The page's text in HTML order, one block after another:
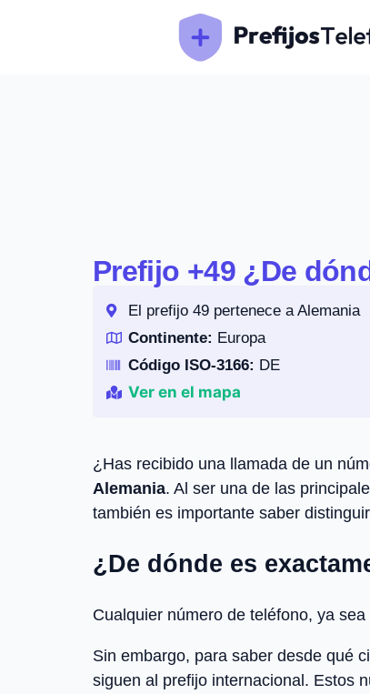
Prefijo +49 ¿De
El prefijo 49 pertenece a Alemania
Continente: Europa
Código ISO-3166: DE
Ver en el mapa
¿Has recibido una llamada de un
Alemania. Al ser una de las
también es importante saber
¿De dónde es
Cualquier número de teléfono, ya
Sin embargo, para saber desde qué
siguen al prefijo internacional. Estos